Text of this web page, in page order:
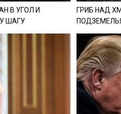
В УГОЛ И
ШАГУ
ГРИБ НАД